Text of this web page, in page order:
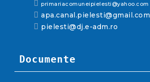
primariacomuneipielesti@yahoo.com
apa.canal.pielesti@gmail.com
pielesti@dj.e-adm.ro
Documente